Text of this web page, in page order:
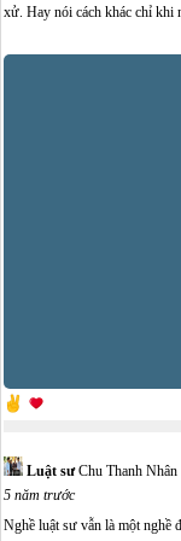
xử. Hay nói cách khác chỉ khi
mới có thể xử lý được vụ
mình./.
Luật sưChu Thanh Nhân
5 năm trước
Nghề luật sư vẫn là một nghề